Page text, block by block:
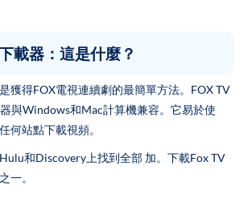
載器：這是什麼？
獲得FOX電視連續劇的最簡單方法。FOX TV
與Windows和Mac計算機兼容。它易於使
何站點下載視頻。
和Discovery上找到全部 加。下載Fox TV
一。